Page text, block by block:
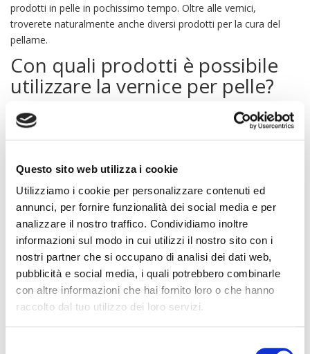
Questo sito web utilizza i cookie
Utilizziamo i cookie per personalizzare contenuti ed
annunci, per fornire funzionalità dei social media e per
analizzare il nostro traffico. Condividiamo inoltre
informazioni sul modo in cui utilizzi il nostro sito con i
nostri partner che si occupano di analisi dei dati web,
pubblicità e social media, i quali potrebbero combinarle
con altre informazioni che hai fornito loro o che hanno
raccolto dal tuo utilizzo dei loro servizi.
prodotti in pelle in pochissimo tempo. Oltre alle vernici,
troverete naturalmente anche diversi prodotti per la cura del
pellame.
Con quali prodotti è possibile
utilizzare la vernice per pelle?
Con la nostra
Angelus,
avrete una soluzione pratica ed economica per donare un
nuovo colore ai vostri articoli in pelle. È possibile utilizzare
vetro, tessuti, plastica, stoffa e rete. Utilizzate i nostri pratici
additiviper la vernice, come il fissante, in modo da poter
utilizzare la vernice per pelle anche per questi tessuti ed
ottenere lo stesso splendido risultato.
Vernice per pelle Angelus
La notavernice per pelle Angelusè della più alta qualità. La
cosa migliore è il prezzo! Da oltre 100 anni questo marchio
sviluppa e produce vernici, additivi e accessori per una facile